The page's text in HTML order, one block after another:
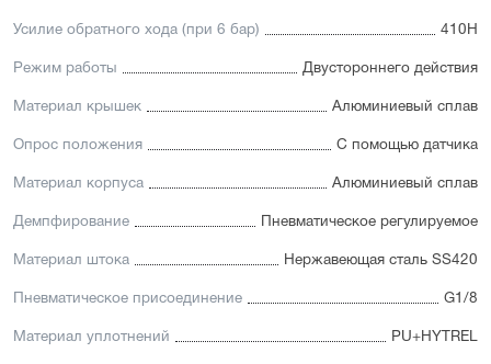
Усилие обратного хода (при 6 бар) 410Н
Режим работы Двустороннего действия
Материал крышек Алюминиевый сплав
Опрос положения С помощью датчика
Материал корпуса Алюминиевый сплав
Демпфирование Пневматическое регулируемое
Материал штока Нержавеющая сталь SS420
Пневматическое присоединение G1/8
Материал уплотнений PU+HYTREL